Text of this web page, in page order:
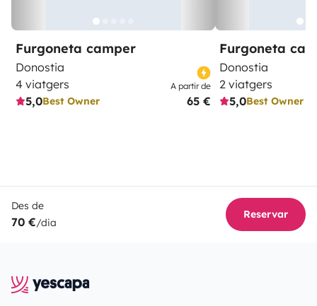
Furgoneta camper
Donostia
4 viatgers
5,0Best Owner
A partir de
65 €
Furgoneta
Donostia
2 viatgers
5,0Best Owner
Des de
70 €/dia
Reservar